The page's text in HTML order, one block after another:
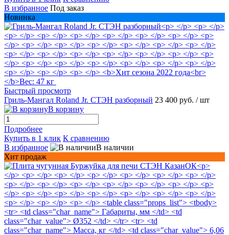
В избранное Под заказ
Новинка
Быстрый просмотр
Гриль-Мангал Roland Jr. СТЭН разборный 23 400 руб. / шт
В корзину
Подробнее
Купить в 1 клик К сравнению
В избранное
В наличии
Хит продаж